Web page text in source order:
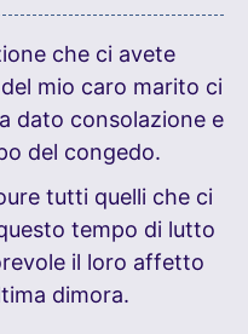
che ci avete
mio caro marito ci
dato consolazione e
del congedo.
tutti quelli che ci
tempo di lutto
il loro affetto
dimora.